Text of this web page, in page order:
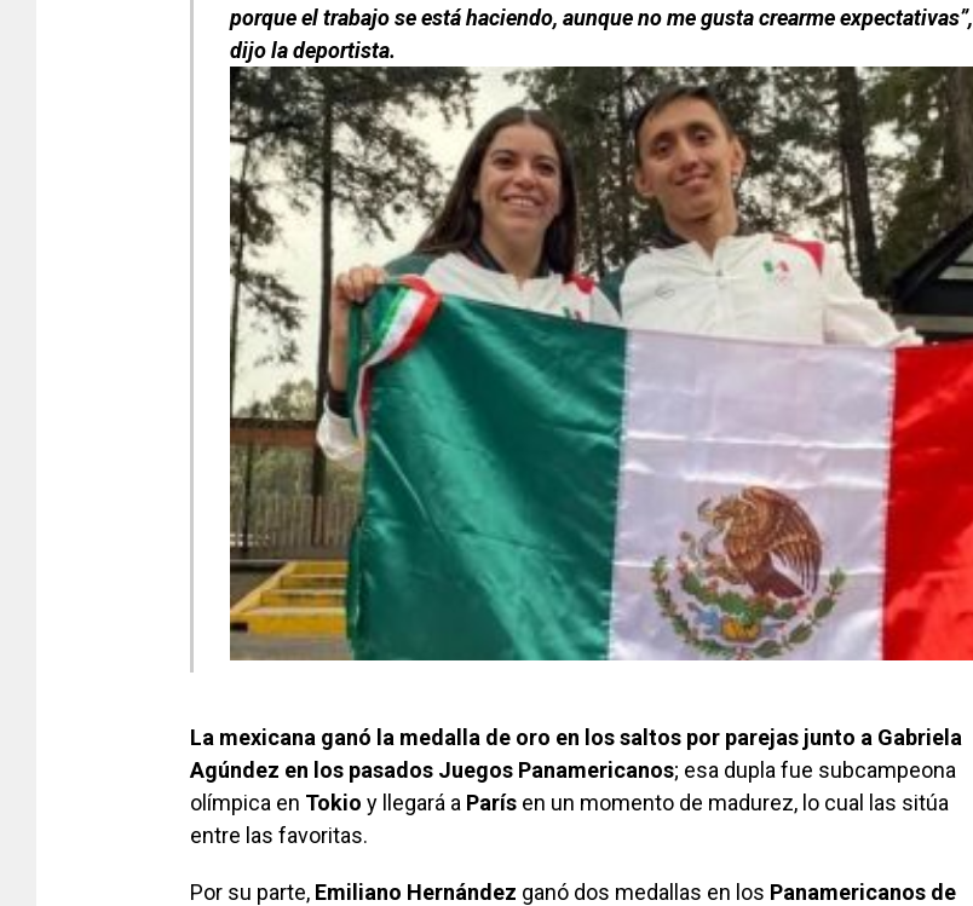
porque el trabajo se está haciendo, aunque no me gusta crearme expectativas”,
dijo la deportista.
La mexicana ganó la medalla de oro en los saltos por parejas junto a Gabriela
Agúndez en los pasados Juegos Panamericanos; esa dupla fue subcampeona
olímpica en Tokio y llegará a París en un momento de madurez, lo cual las sitúa
entre las favoritas.
Por su parte, Emiliano Hernández ganó dos medallas en los Panamericanos de